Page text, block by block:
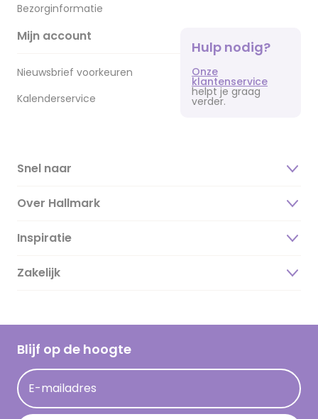
Bezorginformatie
Mijn account
Nieuwsbrief voorkeuren
Kalenderservice
Hulp nodig?
Onze
klantenservice
helpt je graag
verder.
Snel naar
Over Hallmark
Over ons
Duurzaamheid
Hallmark Kaartclub
Acties
Persberichten
Inspiratie
Magazine
Cadeau inspiratie
Kaartinspiratie
Zakelijk
Blijf op de hoogte
E-mailadres